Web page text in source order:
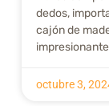
dedos,
cajón de
octubre 3,